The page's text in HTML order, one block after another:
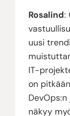
Rosalind:
uusi
IT-
on
DevOps:n
näkyy